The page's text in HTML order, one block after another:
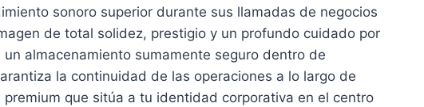
sonoro superior durante sus llamadas de negocios
de total solidez, prestigio y un profundo cuidado por
almacenamiento sumamente seguro dentro de
la continuidad de las operaciones a lo largo de
que sitúa a tu identidad corporativa en el centro